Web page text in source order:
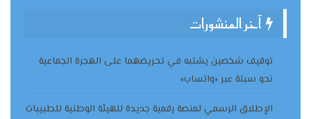
آخر المنشورات
توقيف شخصين يشتبه في تحريضهما على الهجرة الجماعية
نحو سبتة عبر «واتساب»
الإطلاق الرسمي لمنصة رقمية جديدة للهيئة الوطنية للطبيبات